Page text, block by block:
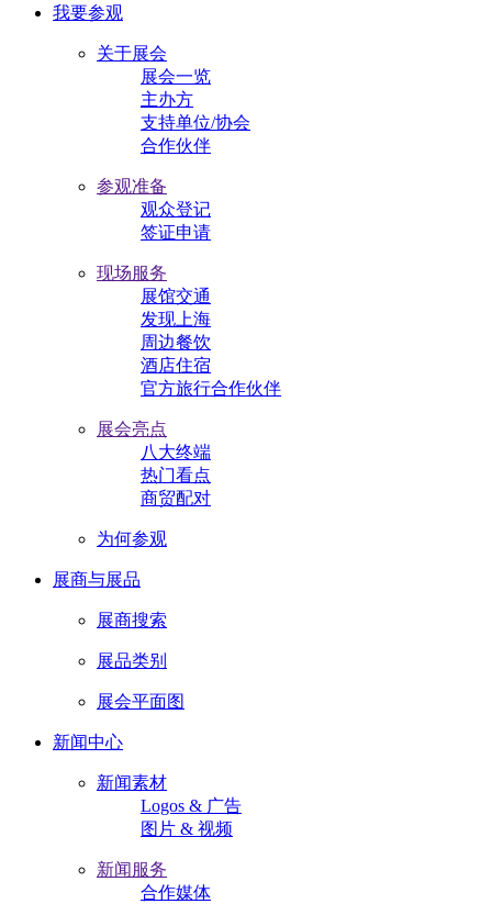
我要参观
关于展会
展会一览
主办方
支持单位/协会
合作伙伴
参观准备
观众登记
签证申请
现场服务
展馆交通
发现上海
周边餐饮
酒店住宿
官方旅行合作伙伴
展会亮点
八大终端
热门看点
商贸配对
为何参观
展商与展品
展商搜索
展品类别
展会平面图
新闻中心
新闻素材
Logos & 广告
图片 & 视频
新闻服务
合作媒体